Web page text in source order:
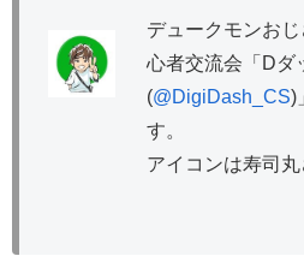
デュークモンお
心者交流会「Dダ
(@DigiDash_CS)
す。
アイコンは寿司丸